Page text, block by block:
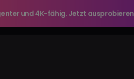
und 4K-fähig. Jetzt ausprobieren